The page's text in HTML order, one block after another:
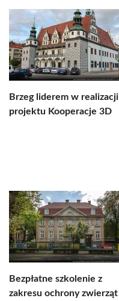
Brzeg liderem w realizacji
projektu Kooperacje 3D
Bezpłatne szkolenie z
zakresu ochrony